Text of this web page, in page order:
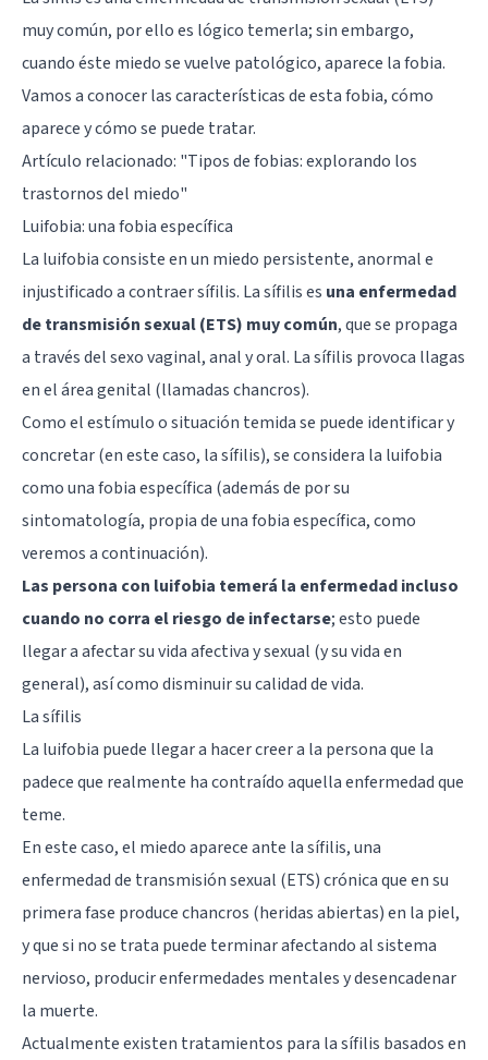
muy común, por ello es lógico temerla; sin embargo,
cuando éste miedo se vuelve patológico, aparece la fobia.
Vamos a conocer las características de esta fobia, cómo
aparece y cómo se puede tratar.
Artículo relacionado: "Tipos de fobias: explorando los
trastornos del miedo"
Luifobia: una fobia específica
La luifobia consiste en un miedo persistente, anormal e
injustificado a contraer sífilis. La sífilis es una enfermedad
de transmisión sexual (ETS) muy común, que se propaga
a través del sexo vaginal, anal y oral. La sífilis provoca llagas
en el área genital (llamadas chancros).
Como el estímulo o situación temida se puede identificar y
concretar (en este caso, la sífilis), se considera la luifobia
como una fobia específica (además de por su
sintomatología, propia de una fobia específica, como
veremos a continuación).
Las persona con luifobia temerá la enfermedad incluso
cuando no corra el riesgo de infectarse; esto puede
llegar a afectar su vida afectiva y sexual (y su vida en
general), así como disminuir su calidad de vida.
La sífilis
La luifobia puede llegar a hacer creer a la persona que la
padece que realmente ha contraído aquella enfermedad que
teme.
En este caso, el miedo aparece ante la sífilis, una
enfermedad de transmisión sexual (ETS) crónica que en su
primera fase produce chancros (heridas abiertas) en la piel,
y que si no se trata puede terminar afectando al sistema
nervioso, producir enfermedades mentales y desencadenar
la muerte.
Actualmente existen tratamientos para la sífilis basados en